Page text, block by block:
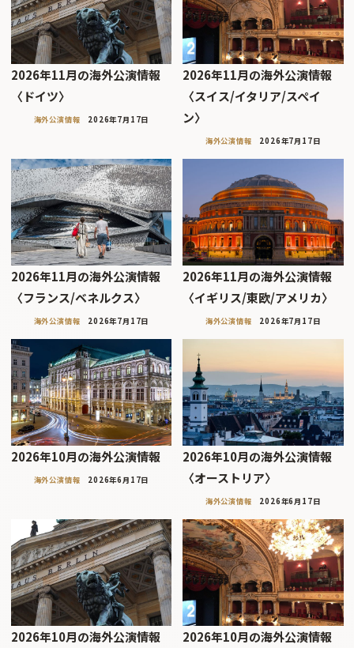
2026年11月の海外公演情報
〈ドイツ〉
海外公演情報 2026年7月17日
2026年11月の海外公演情報
〈スイス/イタリア/スペイ
ン〉
海外公演情報 2026年7月17日
2026年11月の海外公演情報
〈フランス/ベネルクス〉
海外公演情報 2026年7月17日
2026年11月の海外公演情報
〈イギリス/東欧/アメリカ〉
海外公演情報 2026年7月17日
2026年10月の海外公演情報
海外公演情報 2026年6月17日
2026年10月の海外公演情報
〈オーストリア〉
海外公演情報 2026年6月17日
2026年10月の海外公演情報
2026年10月の海外公演情報